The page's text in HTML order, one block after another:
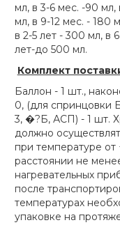
мл, в 3-6 мес. -90 мл,
мл, в 9-12 мес. - 180
в 2-5 лет - 300 мл, в
лет-до 500 мл.
Комплект
Баллон - 1 шт.,
0, (для спринцовки
3, �?Б, АСП) - 1 шт.
должно
при температуре от
расстоянии не
нагревательных
после
температурах
упаковке на